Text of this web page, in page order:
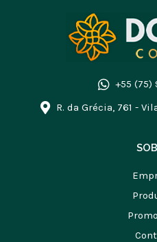
+55 (75)
R. da Grécia, 761 -